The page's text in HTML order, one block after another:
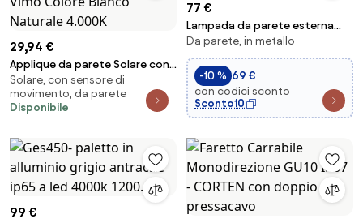
29,94 €
Applique da parete Solare con
Sensore Movimento Nera IP54
serie Vimo Colore Bianco
Naturale 4.000K
Solare, con sensore di
movimento, da parete
Disponibile
77 €
Lampada da parete esterna
athens - metallo nero e vetro
opalino
Da parete, in metallo
-10 % 69 €
con codici sconto
Sconto10
99 €